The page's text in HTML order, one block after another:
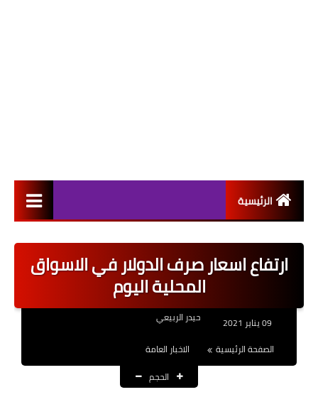
الرئيسية
اخبار القطاع العام
اخبار القطاع الخاص
العقود والاجور اليومية
ارتفاع اسعار صرف الدولار في الاسواق
المحلية اليوم
حيدر الربيعي
الصفحة الرئيسية
الاخبار العامة
الحجم